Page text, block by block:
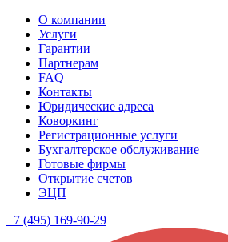
О компании
Услуги
Гарантии
Партнерам
FAQ
Контакты
Юридические адреса
Коворкинг
Регистрационные услуги
Бухгалтерское обслуживание
Готовые фирмы
Открытие счетов
ЭЦП
+7 (495) 169-90-29